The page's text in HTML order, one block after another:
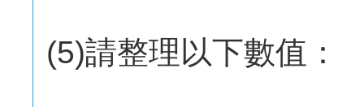
(5)請整理以下數值：